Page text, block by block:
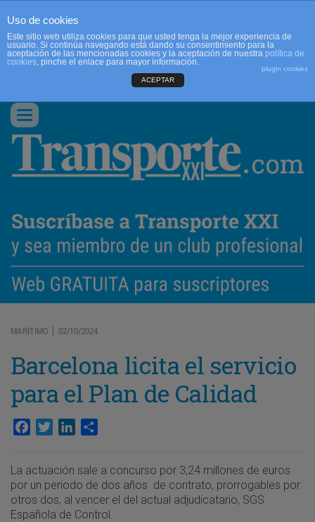
CONTACTO
Conmutar
navegación
MARÍTIMO | 02/10/2024
Barcelona licita el servicio
para el Plan de Calidad
Facebook
TwitterLinkedIn
La actuación sale a concurso por 3,24 millones de euros
por un periodo de dos años de contrato, prorrogables por
otros dos, al vencer el del actual adjudicatario, SGS
Española de Control.
Uso de cookies
Este sitio web utiliza cookies para que usted tenga la mejor experiencia de
usuario. Si continúa navegando está dando su consentimiento para la
aceptación de las mencionadas cookies y la aceptación de nuestra política de
cookies, pinche el enlace para mayor información.
plugin cookies
ACEPTAR